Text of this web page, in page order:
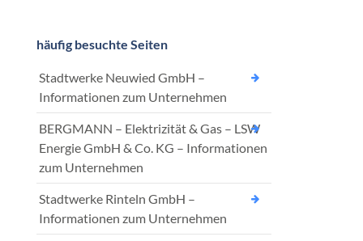
häufig besuchte Seiten
Stadtwerke Neuwied GmbH –
Informationen zum Unternehmen
BERGMANN – Elektrizität & Gas – LSW
Energie GmbH & Co. KG – Informationen
zum Unternehmen
Stadtwerke Rinteln GmbH –
Informationen zum Unternehmen